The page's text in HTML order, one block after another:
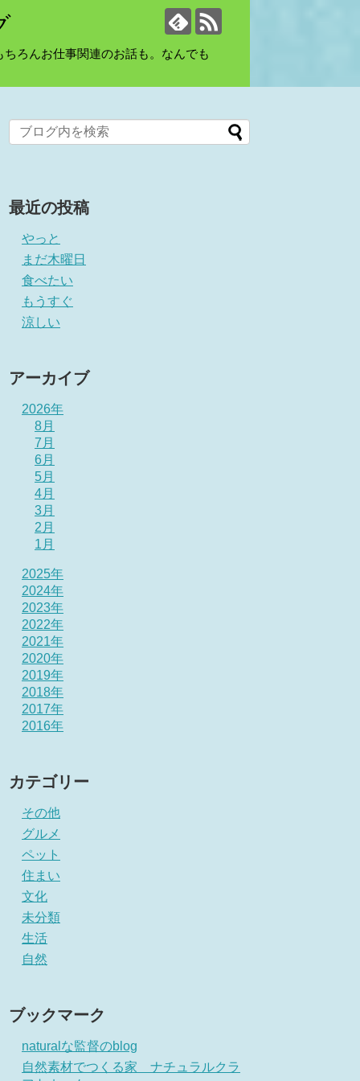
ろんお仕事関連のお話も。なんでも
最近の投稿
やっと
まだ木曜日
食べたい
もうすぐ
涼しい
アーカイブ
2026年
8月
7月
6月
5月
4月
3月
2月
1月
2025年
2024年
2023年
2022年
2021年
2020年
2019年
2018年
2017年
2016年
カテゴリー
その他
グルメ
ペット
住まい
文化
未分類
生活
自然
ブックマーク
naturalな監督のblog
自然素材でつくる家 ナチュラルクラ